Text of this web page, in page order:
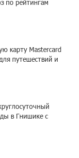
по рейтингам
карту Mastercard
путешествий и
в Гнишике с